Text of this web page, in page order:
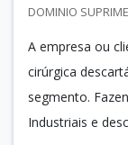
DOMINIO
A empresa ou
cirúrgica
segmento.
Industriais e